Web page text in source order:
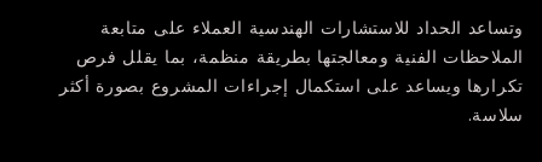
وتساعد الحداد للاستشارات الهندسية العملاء على متابعة
الملاحظات الفنية ومعالجتها بطريقة منظمة، بما يقلل فرص
تكرارها ويساعد على استكمال إجراءات المشروع بصورة أكثر
سلاسة.